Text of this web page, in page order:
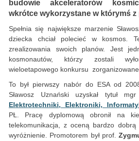
budowie akceleratorów
wkrótce wykorzystane w którymś z
Spełnia się największe marzenie
dziecka chciał polecieć w kosmos.
zrealizowania swoich planów. Jest
kosmonautów, którzy zostali
wieloetapowego konkursu
To był pierwszy nabór do ESA od
Sławosz Uznański uzyskał tytuł
Elektrotechniki, Elektroniki,
PŁ. Pracę dyplomową obronił na
telekomunikacja, z oceną bardzo dobrą
wyróżnienie. Promotorem był prof.